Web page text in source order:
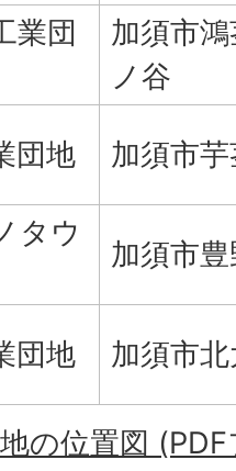
業団
加須市
ノ谷
団地 加須市
タウ
加須市
団地 加須市
の位置図